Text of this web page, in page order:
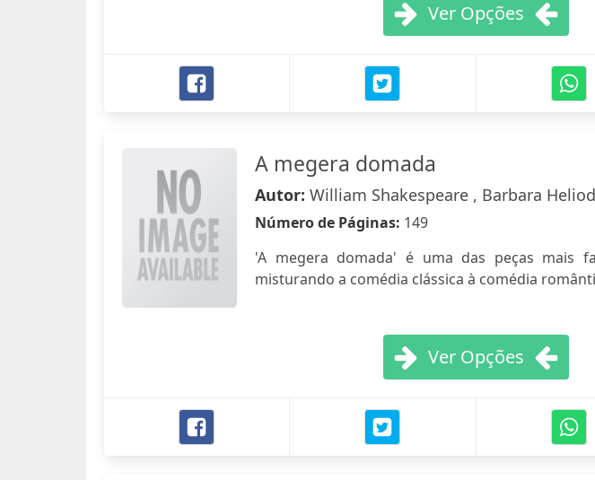
Ver Opções
A megera domada
Autor: William Shakespeare , Barbara
Número de Páginas: 149
'A megera domada' é uma das peças mais
misturando a comédia clássica à comédia
Ver Opções